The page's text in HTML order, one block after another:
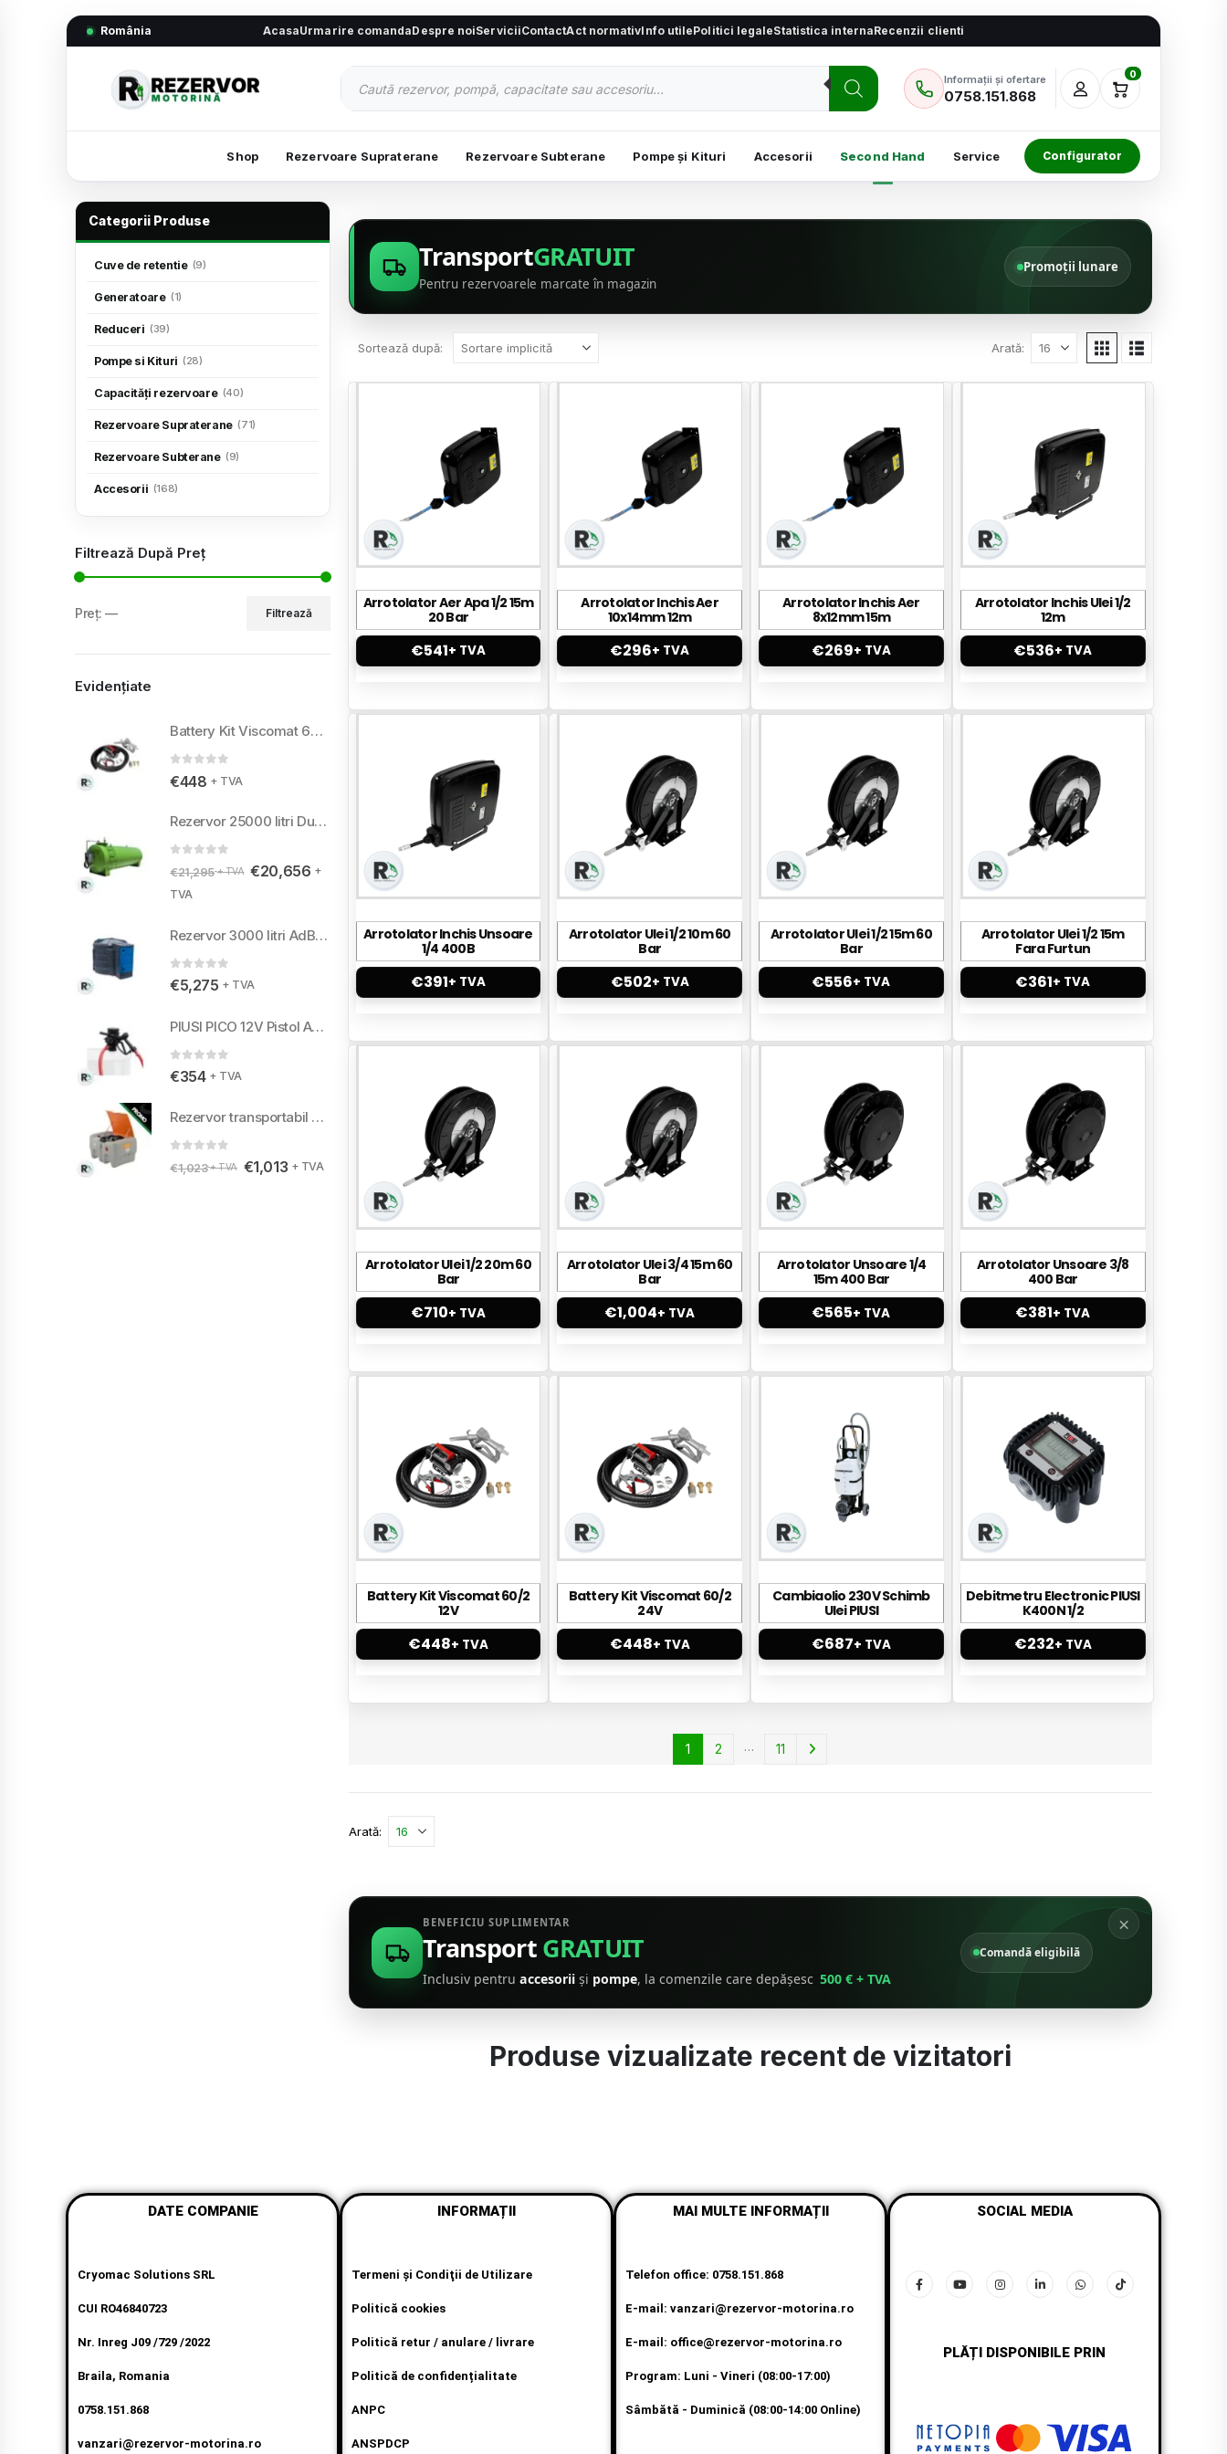
România AcasaUrmarire comandaDespre noiServiciiContactAct normativInfo utilePolitici legaleStatistica internaRecenzii clienti
Informații și ofertare
0758.151.868
0
Shop Rezervoare Supraterane Rezervoare Subterane Pompe și Kituri Accesorii Second Hand Service Configurator
TransportGRATUIT
Pentru rezervoarele marcate în magazin
Promoții lunare
Sortează după: Arată:
Arrotolator Aer Apa 1/2 15m
20 Bar
€541+ TVA
Arrotolator Inchis Aer
10x14mm 12m
€296+ TVA
Arrotolator Inchis Aer
8x12mm 15m
€269+ TVA
Arrotolator Inchis Ulei 1/2
12m
€536+ TVA
Arrotolator Inchis Unsoare
1/4 400B
€391+ TVA
Arrotolator Ulei 1/2 10m 60
Bar
€502+ TVA
Arrotolator Ulei 1/2 15m 60
Bar
€556+ TVA
Arrotolator Ulei 1/2 15m
Fara Furtun
€361+ TVA
Arrotolator Ulei 1/2 20m 60
Bar
€710+ TVA
Arrotolator Ulei 3/4 15m 60
Bar
€1,004+ TVA
Arrotolator Unsoare 1/4
15m 400 Bar
€565+ TVA
Arrotolator Unsoare 3/8
400 Bar
€381+ TVA
Battery Kit Viscomat 60/2
12V
€448+ TVA
Battery Kit Viscomat 60/2
24V
€448+ TVA
Cambiaolio 230V Schimb
Ulei PIUSI
€687+ TVA
Debitmetru Electronic PIUSI
K400N 1/2
€232+ TVA
1 2 … 11
Arată:
×
BENEFICIU SUPLIMENTAR
TransportGRATUIT
Inclusiv pentru accesorii și pompe, la comenzile care depășesc 500 € + TVA
Comandă eligibilă
Produse vizualizate recent de vizitatori
Categorii Produse
Cuve de retentie (9)
Generatoare (1)
Reduceri (39)
Pompe si Kituri (28)
Capacități rezervoare (40)
Rezervoare Supraterane (71)
Rezervoare Subterane (9)
Accesorii (168)
Filtrează După Preț
Filtrează
Preț:—
Evidențiate
Battery Kit Viscomat 60/2 24V
€448 + TVA
Rezervor 25000 litri Dublu
€21,295 + TVA €20,656 +
TVA
Rezervor 3000 litri AdBlue perete dublu
€5,275 + TVA
PIUSI PICO 12V Pistol Automat
€354 + TVA
Rezervor transportabil 440 litri
€1,023 + TVA €1,013 + TVA
DATE COMPANIE
Cryomac Solutions SRL
CUI RO46840723
Nr. Inreg J09 /729 /2022
Braila, Romania
0758.151.868
vanzari@rezervor-motorina.ro
INFORMAȚII
Termeni şi Condiţii de Utilizare
Politică cookies
Politică retur / anulare / livrare
Politică de confidențialitate
ANPC
ANSPDCP
MAI MULTE INFORMAȚII
Telefon office: 0758.151.868
E-mail: vanzari@rezervor-motorina.ro
E-mail: office@rezervor-motorina.ro
Program: Luni - Vineri (08:00-17:00)
Sâmbătă - Duminică (08:00-14:00 Online)
SOCIAL MEDIA
PLĂȚI DISPONIBILE PRIN